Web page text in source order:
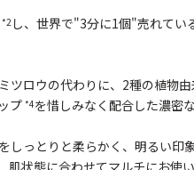
*2 し、世界で"3分に1個"売れてい
ロウの代わりに、2種の植物由
プ*4を惜しみなく配合した濃密
っとりと柔らかく、明るい印